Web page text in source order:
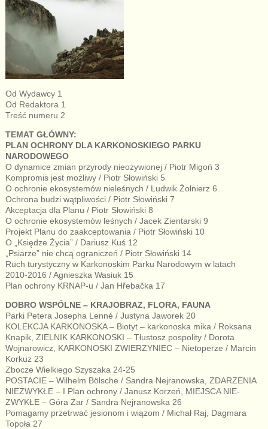
Od Wydawcy 1
Od Redaktora 1
Treść numeru 2
TEMAT GŁÓWNY:
PLAN OCHRONY DLA KARKONOSKIEGO PARKU
NARODOWEGO
O dynamice zmian przyrody nieożywionej / Piotr Migoń 3
Kompromis jest możliwy / Piotr Słowiński 5
O ochronie ekosystemów nieleśnych / Ludwik Żołnierz 6
Ochrona budzi wątpliwości / Piotr Słowiński 7
Akceptacja dla Planu / Piotr Słowiński 8
O ochronie ekosystemów leśnych / Jacek Zientarski 9
Projekt Planu do zaakceptowania / Piotr Słowiński 10
O „Księdze Życia” / Dariusz Kuś 12
„Psiarze” nie chcą ograniczeń / Piotr Słowiński 14
Ruch turystyczny w Karkonoskim Parku Narodowym w latach
2010-2016 / Agnieszka Wasiuk 15
Plan ochrony KRNAP-u / Jan Hřebačka 17
DOBRO WSPÓLNE – KRAJOBRAZ, FLORA, FAUNA
Parki Petera Josepha Lenné / Justyna Jaworek 20
KOLEKCJA KARKONOSKA – Biotyt – karkonoska mika / Roksana
Knapik, ZIELNIK KARKONOSKI – Tłustosz pospolity / Dorota
Wojnarowicz, KARKONOSKI ZWIERZYNIEC – Nietoperze / Marcin
Korkuz 23
Zbocze Wielkiego Szyszaka 24-25
POSTACIE – Wilhelm Bölsche / Sandra Nejranowska, ZDARZENIA
NIEZWYKŁE – I Plan ochrony / Janusz Korzeń, MIEJSCA NIE-
ZWYKŁE – Góra Żar / Sandra Nejranowska 26
Pomagamy przetrwać jesionom i wiązom / Michał Raj, Dagmara
Topoła 27